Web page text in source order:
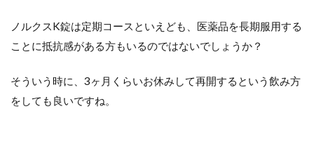
ノルクスK錠は定期コースといえども、医薬品を長期服用する
ことに抵抗感がある方もいるのではないでしょうか？
そういう時に、3ヶ月くらいお休みして再開するという飲み方
をしても良いですね。